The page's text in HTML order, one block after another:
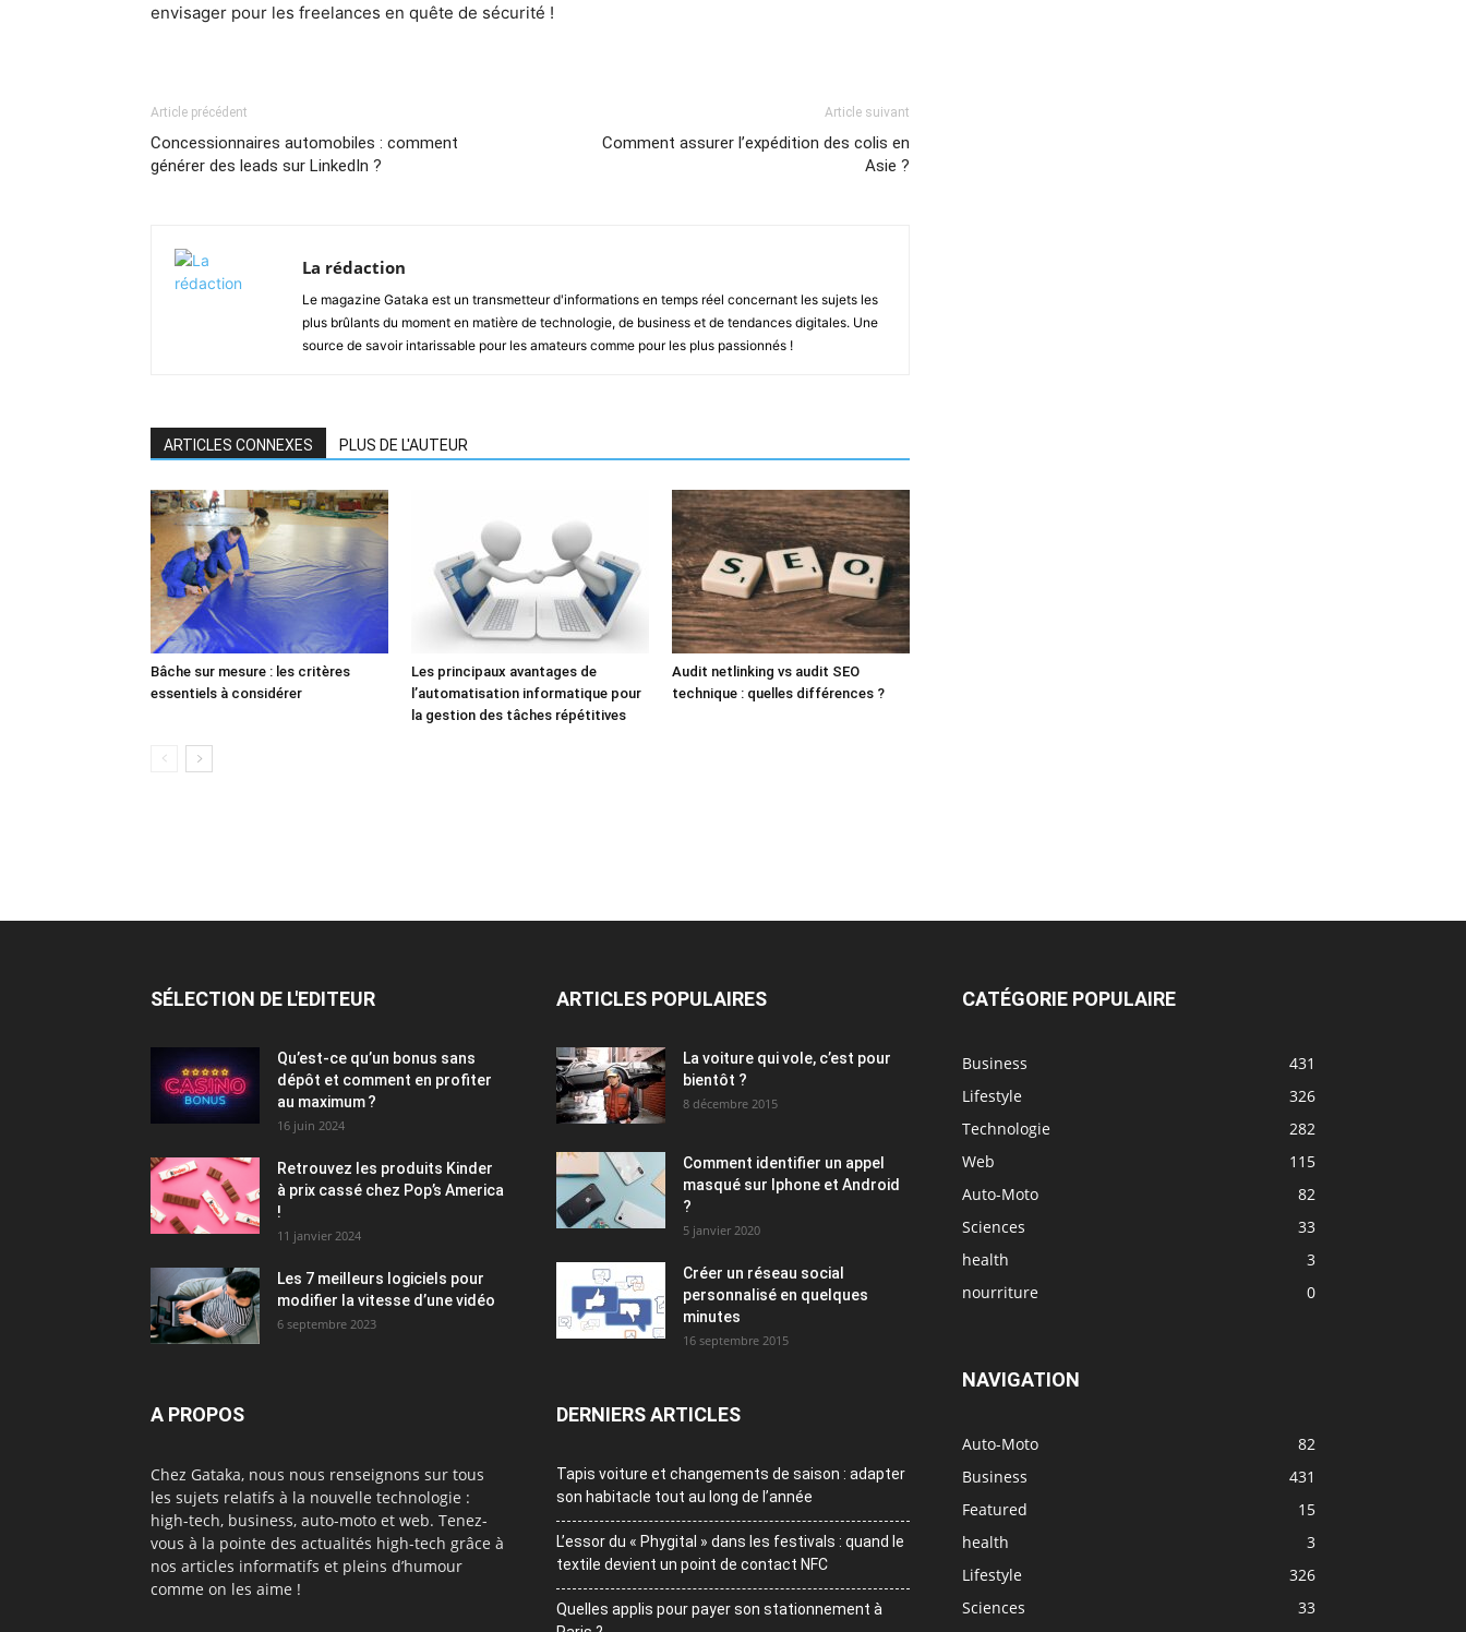
envisager pour les freelances en quête de sécurité !
Article précédent
Concessionnaires automobiles : comment
générer des leads sur LinkedIn ?
Article suivant
Comment assurer l’expédition des colis en
Asie ?
La rédaction
Le magazine Gataka est un transmetteur d'informations en temps réel concernant les sujets les
plus brûlants du moment en matière de technologie, de business et de tendances digitales. Une
source de savoir intarissable pour les amateurs comme pour les plus passionnés !
ARTICLES CONNEXES PLUS DE L'AUTEUR
Bâche sur mesure : les critères
essentiels à considérer
Les principaux avantages de
l’automatisation informatique pour
la gestion des tâches répétitives
Audit netlinking vs audit SEO
technique : quelles différences ?
SÉLECTION DE L'EDITEUR
Qu’est-ce qu’un bonus sans
dépôt et comment en profiter
au maximum ?
16 juin 2024
Retrouvez les produits Kinder
à prix cassé chez Pop’s America
!
11 janvier 2024
Les 7 meilleurs logiciels pour
modifier la vitesse d’une vidéo
6 septembre 2023
A PROPOS
Chez Gataka, nous nous renseignons sur tous
les sujets relatifs à la nouvelle technologie :
high-tech, business, auto-moto et web. Tenez-
vous à la pointe des actualités high-tech grâce à
nos articles informatifs et pleins d’humour
comme on les aime !
ARTICLES POPULAIRES
La voiture qui vole, c’est pour
bientôt ?
8 décembre 2015
Comment identifier un appel
masqué sur Iphone et Android
?
5 janvier 2020
Créer un réseau social
personnalisé en quelques
minutes
16 septembre 2015
DERNIERS ARTICLES
Tapis voiture et changements de saison : adapter
son habitacle tout au long de l’année
L’essor du « Phygital » dans les festivals : quand le
textile devient un point de contact NFC
Quelles applis pour payer son stationnement à
CATÉGORIE POPULAIRE
Business
431
Lifestyle
326
Technologie
282
Web
115
Auto-Moto
82
Sciences
33
health
3
nourriture
0
NAVIGATION
Auto-Moto
82
Business
431
Featured
15
health
3
Lifestyle
326
Sciences
33